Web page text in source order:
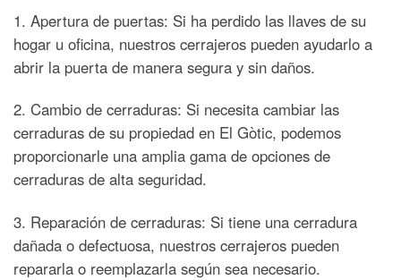
1. Apertura de puertas: Si ha perdido las llaves de su
hogar u oficina, nuestros cerrajeros pueden ayudarlo a
abrir la puerta de manera segura y sin daños.
2. Cambio de cerraduras: Si necesita cambiar las
cerraduras de su propiedad en El Gòtic, podemos
proporcionarle una amplia gama de opciones de
cerraduras de alta seguridad.
3. Reparación de cerraduras: Si tiene una cerradura
dañada o defectuosa, nuestros cerrajeros pueden
repararla o reemplazarla según sea necesario.